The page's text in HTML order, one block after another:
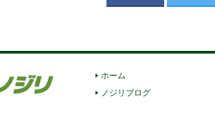
ホーム
ノジリブログ